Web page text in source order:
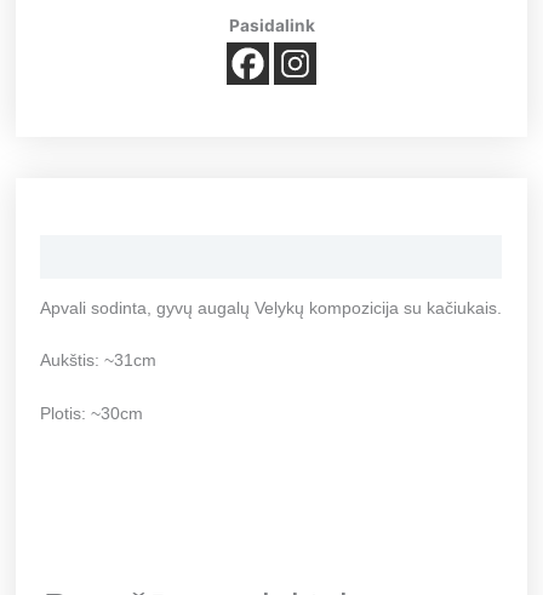
Pasidalink
Apvali sodinta, gyvų augalų Velykų kompozicija su kačiukais.
Aukštis: ~31cm
Plotis: ~30cm